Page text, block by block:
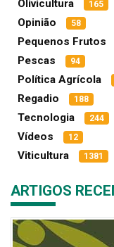
Olivicultura 165
Opinião 58
Pequenos Frutos
Pescas 94
Política Agrícola
Regadio 188
Tecnologia 244
Vídeos 12
Viticultura 1381
ARTIGOS